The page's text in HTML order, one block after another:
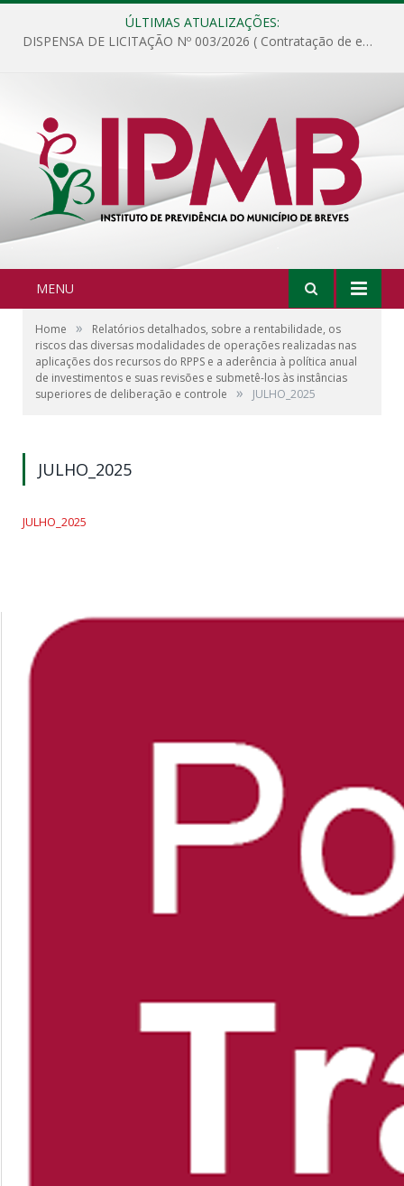
ÚLTIMAS ATUALIZAÇÕES:
DISPENSA DE LICITAÇÃO Nº 003/2026 ( Contratação de empresa para fornecimento de gêneros alimentícios não perecíveis, materiais de expediente, descartáveis, copa e cozinha, para análise e posterior publicação.)
MENU
Home »
Relatórios detalhados, sobre a rentabilidade, os
riscos das diversas modalidades de operações realizadas nas
aplicações dos recursos do RPPS e a aderência à política anual
de investimentos e suas revisões e submetê-los às instâncias
superiores de deliberação e controle
» JULHO_2025
JULHO_2025
JULHO_2025